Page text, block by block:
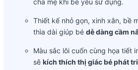
cha mẹ khi bé yêu sử dụng.
Thiết kế nhỏ gọn, xinh xắn, bề
thìa dài giúp bé dễ dàng cầm
Màu sắc lôi cuốn cùng họa tiết
sẽ kích thích thị giác bé phát